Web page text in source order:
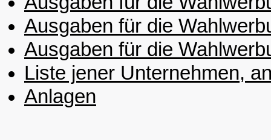
Ausgaben für die
Ausgaben für die
Liste jener Unternehmen,
Anlagen